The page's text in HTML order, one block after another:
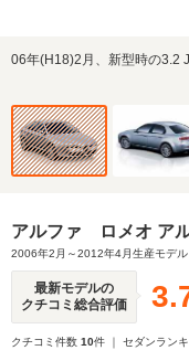
06年(H18)2月、新型時の3.2
アルファ ロメオ ア
2006年2月～2012年4月生産モデル
最新モデルの
クチコミ総合評価
クチコミ件数 10件 ｜ セダンラン